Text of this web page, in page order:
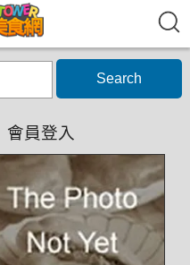
Search
會員登入